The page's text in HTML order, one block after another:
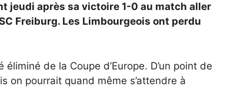
jeudi après sa victoire 1-0 au match aller
Freiburg. Les Limbourgeois ont perdu
de la Coupe d’Europe. D’un point de
on pourrait quand même s’attendre à